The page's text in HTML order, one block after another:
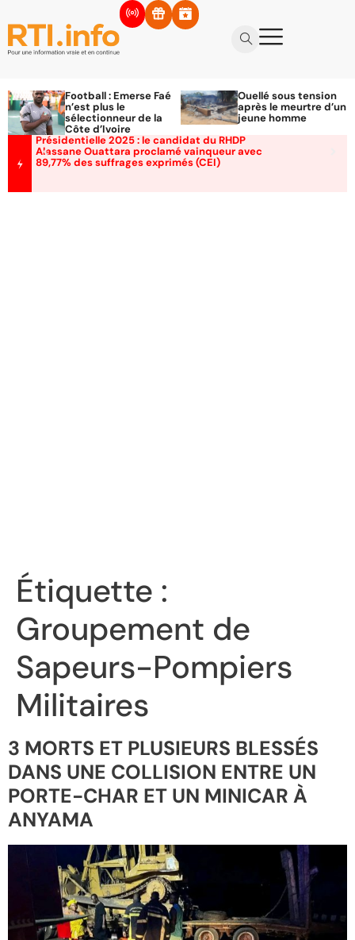
Football : Emerse Faé
n’est plus le
sélectionneur de la
Côte d’Ivoire
Ouellé sous tension
après le meurtre d’un
jeune homme
Présidentielle 2025 : le candidat du RHDP
Alassane Ouattara proclamé vainqueur avec
89,77% des suffrages exprimés (CEI)
Étiquette :
Groupement de
Sapeurs-Pompiers
Militaires
3 MORTS ET PLUSIEURS BLESSÉS
DANS UNE COLLISION ENTRE UN
PORTE-CHAR ET UN MINICAR À
ANYAMA